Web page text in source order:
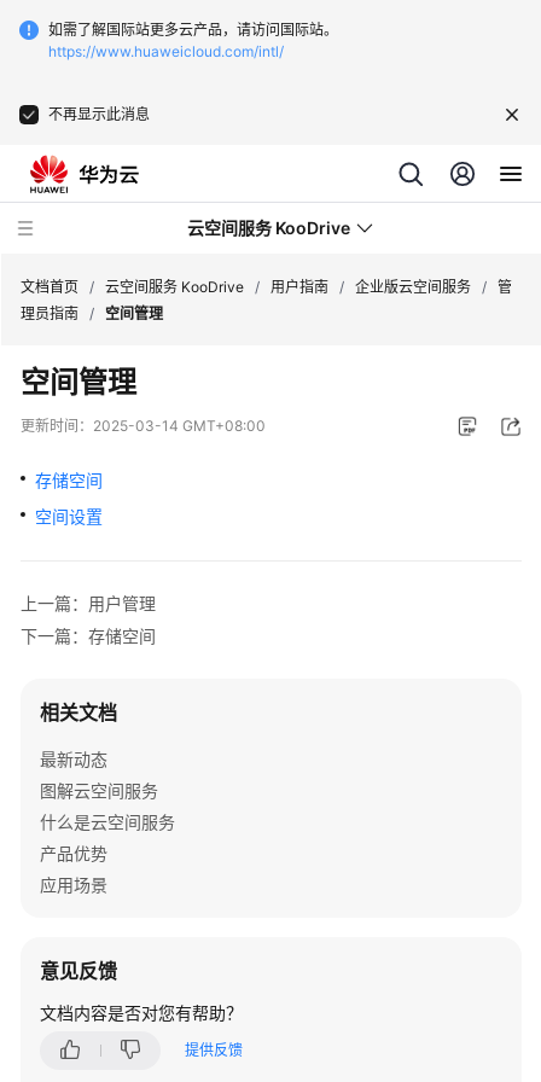
如需了解国际站更多云产品，请访问国际站。
https://www.huaweicloud.com/intl/
不再显示此消息
云空间服务 KooDrive
最
新
动
品
计
明
快
速
入
门
指
南
使
文档首页 / 云空间服务 KooDrive / 用户指南 / 企业版云空间服务 / 管
理员指南 / 空间管理
空间管理
更新时间： 2025-03-14 GMT+08:00
存储空间
空间设置
上一篇：用户管理
下一篇：存储空间
相关文档
最新动态
图解云空间服务
什么是云空间服务
产品优势
应用场景
意见反馈
文档内容是否对您有帮助？
提供反馈